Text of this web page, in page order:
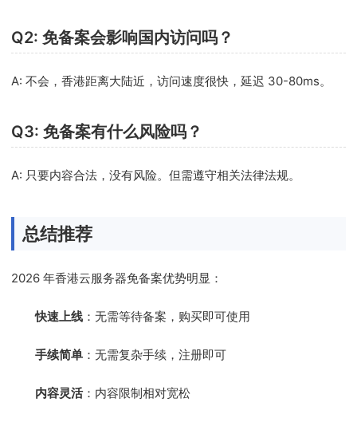
Q2: 免备案会影响国内访问吗？
A: 不会，香港距离大陆近，访问速度很快，延迟 30-80ms。
Q3: 免备案有什么风险吗？
A: 只要内容合法，没有风险。但需遵守相关法律法规。
总结推荐
2026 年香港云服务器免备案优势明显：
快速上线 ：无需等待备案，购买即可使用
手续简单 ：无需复杂手续，注册即可
内容灵活：内容限制相对宽松